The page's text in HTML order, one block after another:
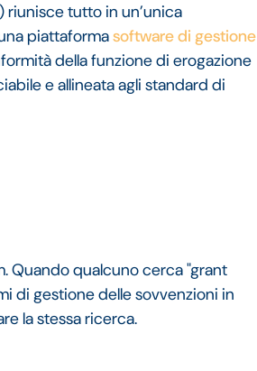
riunisce tutto in un’unica
piattaformasoftware di gestione
della funzione di erogazione
e allineata agli standard di
Quando qualcuno cerca "grant
di gestione delle sovvenzioni in
la stessa ricerca.